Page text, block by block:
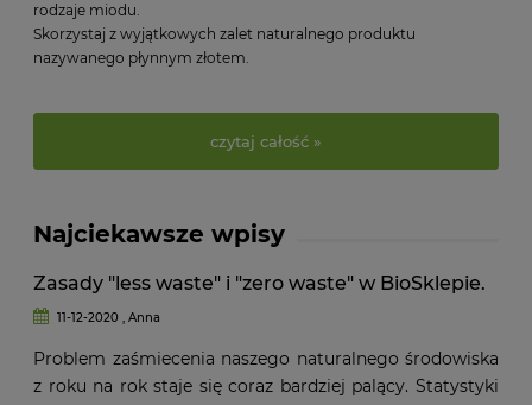
rodzaje miodu.
Skorzystaj z wyjątkowych zalet naturalnego produktu
nazywanego płynnym złotem.
czytaj całość »
Najciekawsze wpisy
Zasady "less waste" i "zero waste" w BioSklepie.
11-12-2020 , Anna
Problem zaśmiecenia naszego naturalnego środowiska
z roku na rok staje się coraz bardziej palący. Statystyki